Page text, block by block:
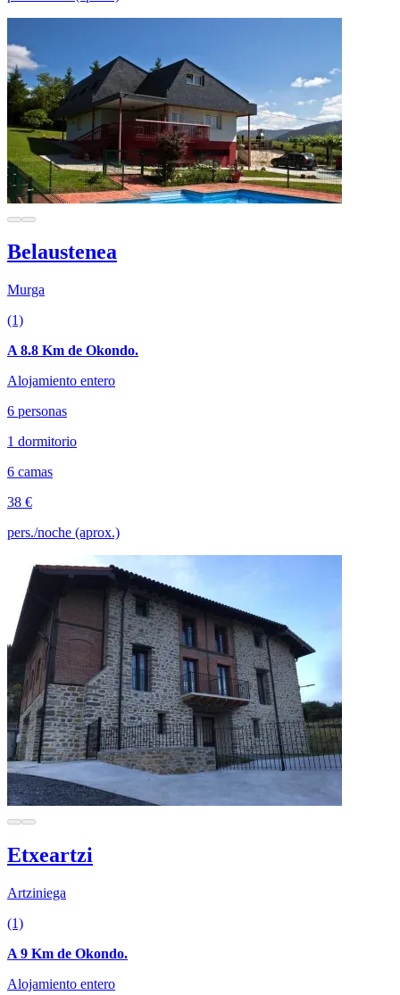
Belaustenea
Murga
(1)
A 8.8 Km de Okondo.
Alojamiento entero
6 personas
1 dormitorio
6 camas
38 €
pers./noche (aprox.)
Etxeartzi
Artziniega
(1)
A 9 Km de Okondo.
Alojamiento entero